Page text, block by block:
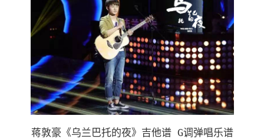
蒋敦豪《乌兰巴托的夜》吉他谱 G调弹唱乐谱